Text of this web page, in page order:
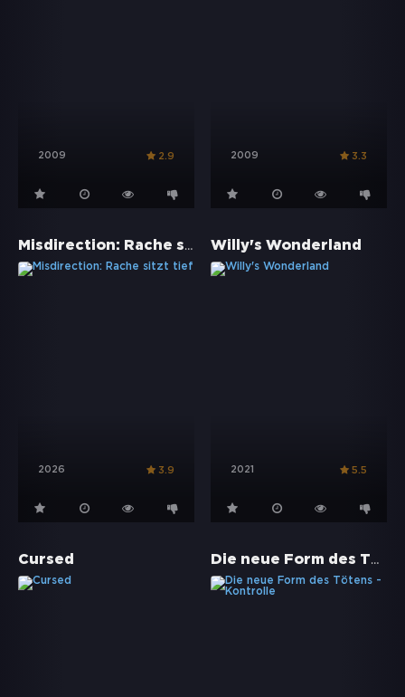
2009 2.9 2009 3.3
Misdirection: Rache sitzt tief
2026 3.9
Willy's Wonderland
2021 5.5
Cursed Die neue Form des Tötens - Kontrolle